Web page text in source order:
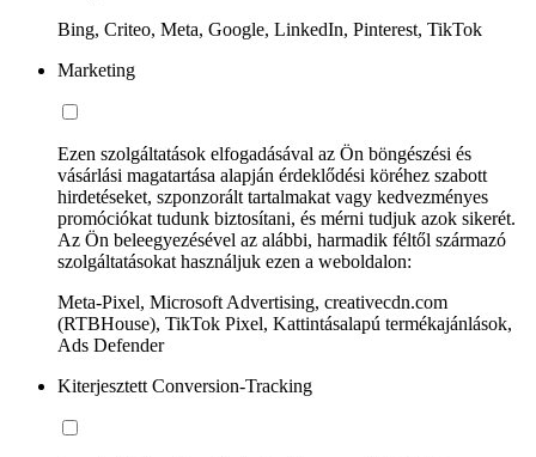
Bing, Criteo, Meta, Google, LinkedIn, Pinterest, TikTok
Marketing
Ezen szolgáltatások elfogadásával az Ön böngészési és
vásárlási magatartása alapján érdeklődési köréhez szabott
hirdetéseket, szponzorált tartalmakat vagy kedvezményes
promóciókat tudunk biztosítani, és mérni tudjuk azok sikerét.
Az Ön beleegyezésével az alábbi, harmadik féltől származó
szolgáltatásokat használjuk ezen a weboldalon:
Meta-Pixel, Microsoft Advertising, creativecdn.com
(RTBHouse), TikTok Pixel, Kattintásalapú termékajánlások,
Ads Defender
Kiterjesztett Conversion-Tracking